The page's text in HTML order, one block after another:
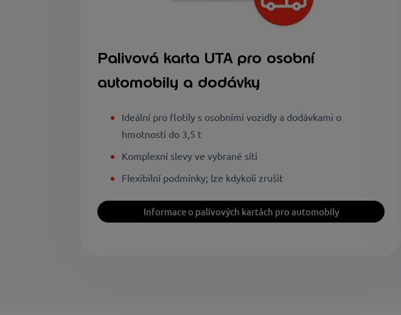
Palivová karta UTA pro osobní
automobily a dodávky
Ideální pro flotily s osobními vozidly a dodávkami o
hmotnosti do 3,5 t
Komplexní slevy ve vybrané síti
Flexibilní podmínky; lze kdykoli zrušit
Informace o palivových kartách pro automobily